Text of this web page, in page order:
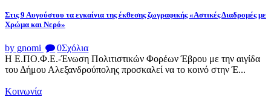
Στις 9 Αυγούστου τα εγκαίνια της έκθεσης ζωγραφικής «Αστικές Διαδρομές με
Χρώμα και Νερό»
by gnomi 0Σχόλια
Η Ε.ΠΟ.Φ.Ε.-Ένωση Πολιτιστικών Φορέων Έβρου με την αιγίδα
του Δήμου Αλεξανδρούπολης προσκαλεί να το κοινό στην Έ...
Κοινωνία